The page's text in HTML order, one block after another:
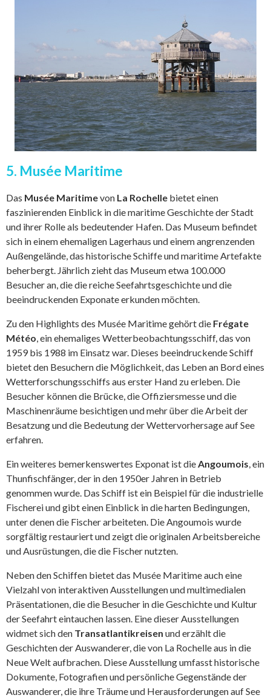
5. Musée Maritime
Das Musée Maritimevon La Rochelle bietet einen
faszinierenden Einblick in die maritime Geschichte der Stadt
und ihrer Rolle als bedeutender Hafen. Das Museum befindet
sich in einem ehemaligen Lagerhaus und einem angrenzenden
Außengelände, das historische Schiffe und maritime Artefakte
beherbergt. Jährlich zieht das Museum etwa 100.000
Besucher an, die die reiche Seefahrtsgeschichte und die
beeindruckenden Exponate erkunden möchten.
Zu den Highlights des Musée Maritime gehört die Frégate
Météo, ein ehemaliges Wetterbeobachtungsschiff, das von
1959 bis 1988 im Einsatz war. Dieses beeindruckende Schiff
bietet den Besuchern die Möglichkeit, das Leben an Bord eines
Wetterforschungsschiffs aus erster Hand zu erleben. Die
Besucher können die Brücke, die Offiziersmesse und die
Maschinenräume besichtigen und mehr über die Arbeit der
Besatzung und die Bedeutung der Wettervorhersage auf See
erfahren.
Ein weiteres bemerkenswertes Exponat ist dieAngoumois, ein
Thunfischfänger, der in den 1950er Jahren in Betrieb
genommen wurde. Das Schiff ist ein Beispiel für die industrielle
Fischerei und gibt einen Einblick in die harten Bedingungen,
unter denen die Fischer arbeiteten. Die Angoumois wurde
sorgfältig restauriert und zeigt die originalen Arbeitsbereiche
und Ausrüstungen, die die Fischer nutzten.
Neben den Schiffen bietet das Musée Maritime auch eine
Vielzahl von interaktiven Ausstellungen und multimedialen
Präsentationen, die die Besucher in die Geschichte und Kultur
der Seefahrt eintauchen lassen. Eine dieser Ausstellungen
widmet sich den Transatlantikreisen und erzählt die
Geschichten der Auswanderer, die von La Rochelle aus in die
Neue Welt aufbrachen. Diese Ausstellung umfasst historische
Dokumente, Fotografien und persönliche Gegenstände der
Auswanderer, die ihre Träume und Herausforderungen auf See